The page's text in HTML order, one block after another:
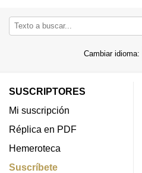
Cambiar idioma:
SUSCRIPTORES
Mi suscripción
Réplica en PDF
Hemeroteca
Suscríbete